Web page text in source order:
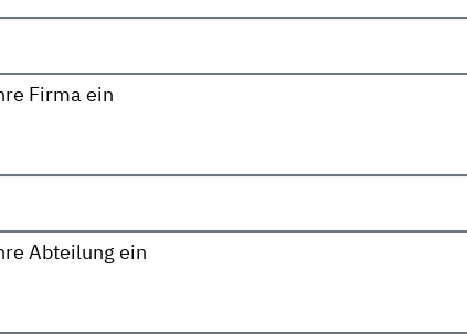
Firma ein
Abteilung ein